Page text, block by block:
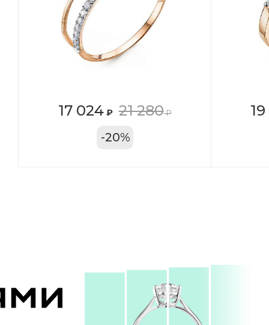
17 024₽ 21 280₽
-20%
Вес драгметалла
1.27
Цвет золота
ТРЦ «Московский
Проспект»